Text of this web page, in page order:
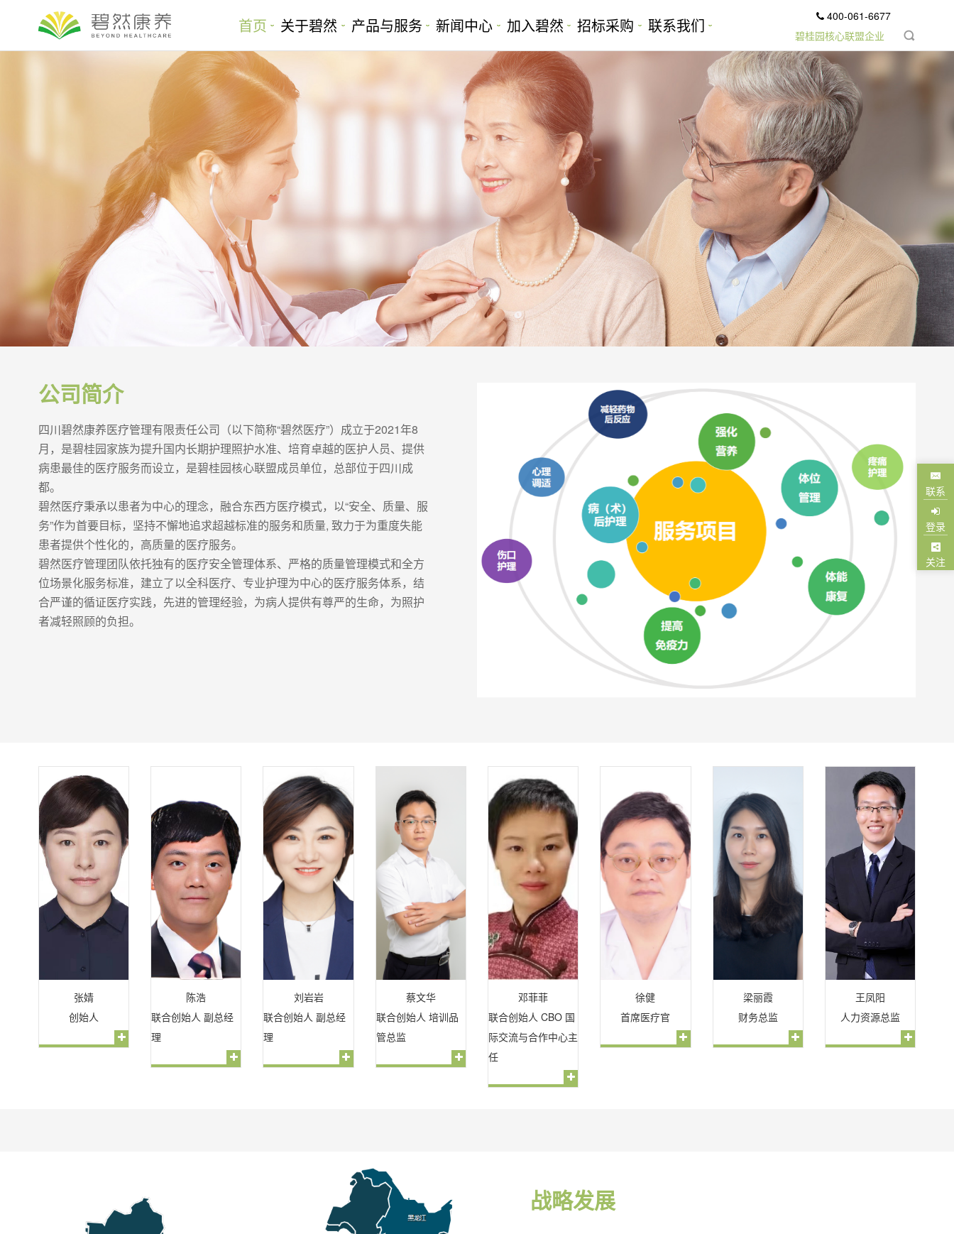
联系
登录
关注
首页 关于碧然 产品与服务 新闻中心 加入碧然 招标采购 联系我们
400-061-6677
碧桂园核心联盟企业
公司简介
四川碧然康养医疗管理有限责任公司（以下简称“碧然医疗”）成立于2021年8
月，是碧桂园家族为提升国内长期护理照护水准、培育卓越的医护人员、提供
病患最佳的医疗服务而设立，是碧桂园核心联盟成员单位，总部位于四川成
都。
碧然医疗秉承以患者为中心的理念，融合东西方医疗模式，以“安全、质量、服
务”作为首要目标，坚持不懈地追求超越标准的服务和质量, 致力于为重度失能
患者提供个性化的，高质量的医疗服务。
碧然医疗管理团队依托独有的医疗安全管理体系、严格的质量管理模式和全方
位场景化服务标准，建立了以全科医疗、专业护理为中心的医疗服务体系，结
合严谨的循证医疗实践，先进的管理经验，为病人提供有尊严的生命，为照护
者减轻照顾的负担。
张婧
创始人
陈浩
联合创始人 副总经
理
刘岩岩
联合创始人 副总经
理
蔡文华
联合创始人 培训品
管总监
邓菲菲
联合创始人 CBO 国
际交流与合作中心主
任
徐健
首席医疗官
梁丽霞
财务总监
王凤阳
人力资源总监
战略发展